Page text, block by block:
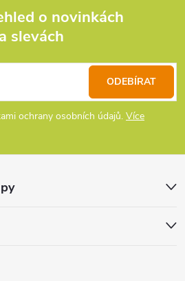
o novinkách
a slevách
ochrany osobních údajů. Více
ODEBÍRAT